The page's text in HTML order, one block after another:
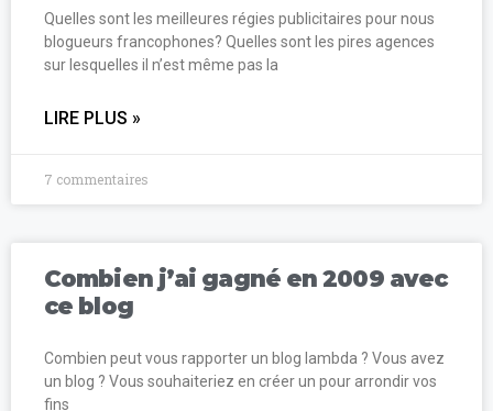
Quelles sont les meilleures régies publicitaires pour nous
blogueurs francophones? Quelles sont les pires agences
sur lesquelles il n’est même pas la
LIRE PLUS »
7 commentaires
Combien j’ai gagné en 2009 avec
ce blog
Combien peut vous rapporter un blog lambda ? Vous avez
un blog ? Vous souhaiteriez en créer un pour arrondir vos
fins